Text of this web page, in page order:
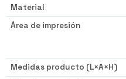
Material
Área de impresión
Medidas producto (L×A×H)